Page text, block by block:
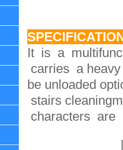
It is a
carries a
be unloaded
stairs
characters